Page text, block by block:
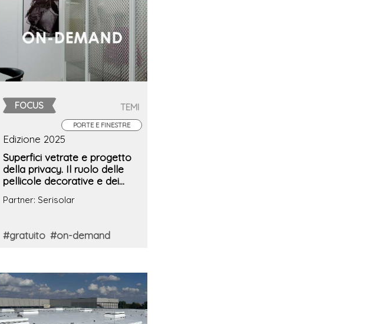
FOCUS TEMI
PORTE E FINESTRE
Edizione 2025
Superfici vetrate e progetto
della privacy. Il ruolo delle
pellicole decorative e dei
Partner: Serisolar
#gratuito #on-demand